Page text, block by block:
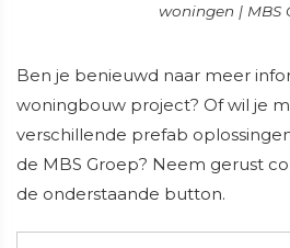
woningen | MBS
Ben je benieuwd naar meer
woningbouw project? Of wil je
verschillende prefab
de MBS Groep? Neem gerust
de onderstaande button.